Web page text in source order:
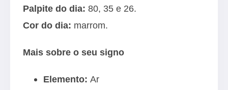
Palpite do dia: 80, 35 e 26.
Cor do dia: marrom.
Mais sobre o seu signo
Elemento: Ar